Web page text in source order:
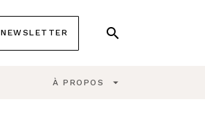
NEWSLETTER search
À PROPOS arrow_drop_down